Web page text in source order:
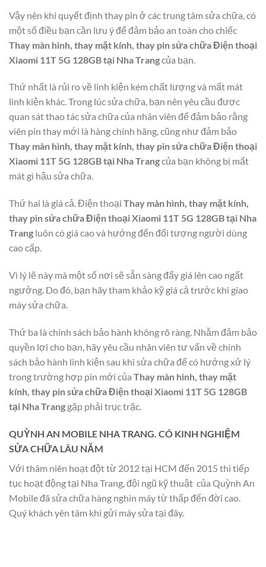
Vậy nên khi quyết định thay pin ở các trung tâm sửa chữa, có
một số điều bạn cần lưu ý để đảm bảo an toàn cho chiếc
Thay màn hình, thay mặt kính, thay pin sửa chữa Điện thoại
Xiaomi 11T 5G 128GB tại Nha Trangcủa bạn.
Thứ nhất là rủi ro về linh kiện kém chất lượng và mất mát
linh kiện khác. Trong lúc sửa chữa, bạn nên yêu cầu được
quan sát thao tác sửa chữa của nhân viên để đảm bảo rằng
viên pin thay mới là hàng chính hãng, cũng như đảm bảo
Thay màn hình, thay mặt kính, thay pin sửa chữa Điện thoại
Xiaomi 11T 5G 128GB tại Nha Trangcủa bạn không bị mất
mát gì hậu sửa chữa.
Thứ hai là giá cả. Điện thoại Thay màn hình, thay mặt kính,
thay pin sửa chữa Điện thoại Xiaomi 11T 5G 128GB tại Nha
Trang luôn có giá cao và hướng đến đối tượng người dùng
cao cấp.
Vì lý lẽ này mà một số nơi sẽ sẵn sàng đẩy giá lên cao ngất
ngưởng. Do đó, bạn hãy tham khảo kỹ giá cả trước khi giao
máy sửa chữa.
Thứ ba là chính sách bảo hành không rõ ràng. Nhằm đảm bảo
quyền lợi cho bạn, hãy yêu cầu nhân viên tư vấn về chính
sách bảo hành linh kiện sau khi sửa chữa để có hướng xử lý
trong trường hợp pin mới của Thay màn hình, thay mặt
kính, thay pin sửa chữa Điện thoại Xiaomi 11T 5G 128GB
tại Nha Trang gặp phải trục trặc.
QUỲNH AN MOBILE NHA TRANG. CÓ KINH NGHIỆM
SỬA CHỮA LÂU NĂM
Với thâm niên hoạt đột từ 2012 tại HCM đến 2015 thì tiếp
tục hoạt động tại Nha Trang, đội ngũ kỹ thuật của Quỳnh An
Mobile đã sửa chữa hàng nghìn máy từ thấp đến đời cao.
Quý khách yên tâm khi gửi máy sửa tại đây.